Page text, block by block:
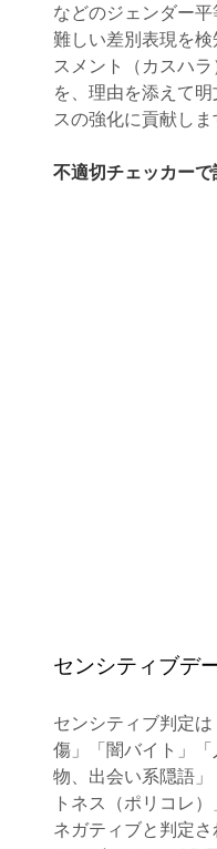
などのジェンダー
難しい差別表現を
スメント（カスハ
を、理由を添えて
スの強化に貢献しま
不適切チェッカーで
センシティブデ
センシティブ判定
傷」「闇バイト」
物、出会い系隠語
トネス（ポリコレ
ネガティブと判定